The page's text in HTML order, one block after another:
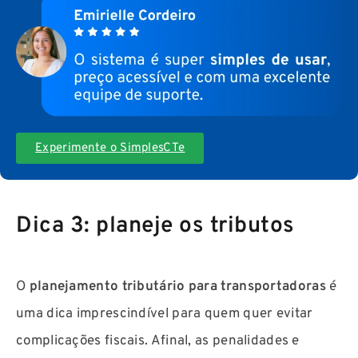
Experimente o SimplesCTe
Dica 3: planeje os tributos
O planejamento tributário para transportadorasé
uma dica imprescindível para quem quer evitar
complicações fiscais. Afinal, as penalidades e